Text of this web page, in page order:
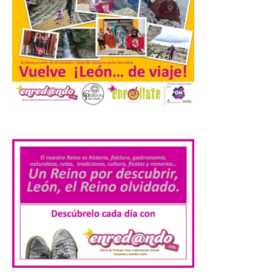
de Europa, un recurso
natural que permite disfrutar de
actividades de astroturismo durante todo
el año. La Dirección General de Turismo
ha puesto en marcha diversas iniciativas
relacionadas […]
Cabárceno prepara tres
eclipse solar del 12 de
agosto
8 Ago 2026
El parque amplía su
transportes y la
hostelería. En Alto
Campoo continuará la
programación musical de Estación